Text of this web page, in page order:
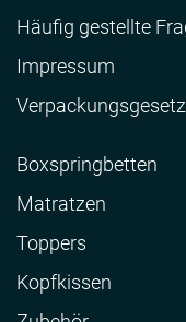
Häufig gestellte
Impressum
Verpackungsgesetz
Boxspringbetten
Matratzen
Toppers
Kopfkissen